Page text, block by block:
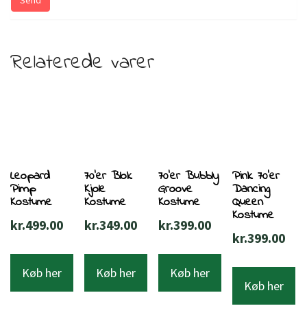
Relaterede varer
Leopard
Pimp
Kostume
kr.499.00
Køb her
70’er Blok
Kjole
Kostume
kr.349.00
Køb her
70’er Bubbly
Groove
Kostume
kr.399.00
Køb her
Pink 70’er
Dancing
Queen
Kostume
kr.399.00
Køb her